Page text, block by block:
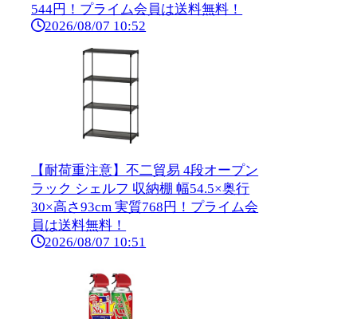
544円！プライム会員は送料無料！
2026/08/07 10:52
【耐荷重注意】不二貿易 4段オープン
ラック シェルフ 収納棚 幅54.5×奥行
30×高さ93cm 実質768円！プライム会
員は送料無料！
2026/08/07 10:51